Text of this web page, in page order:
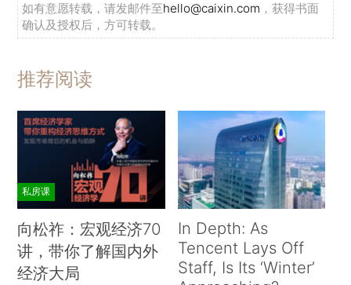
如有意愿转载，请发邮件至hello@caixin.com ，获得书面
确认及授权后，方可转载。
推荐阅读
私房课
向松祚：宏观经济70
讲，带你了解国内外
经济大局
In Depth: As
Tencent Lays Off
Staff, Is Its ‘Winter’